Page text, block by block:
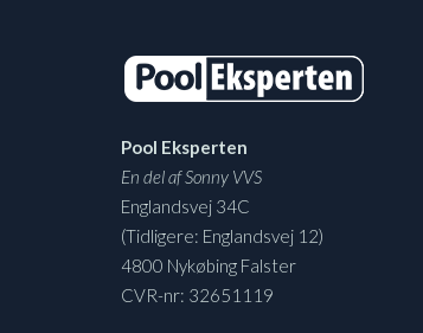
Pool Eksperten
En del af Sonny VVS
Englandsvej 34C
(Tidligere: Englandsvej 12)
4800 Nykøbing Falster
CVR-nr: 32651119